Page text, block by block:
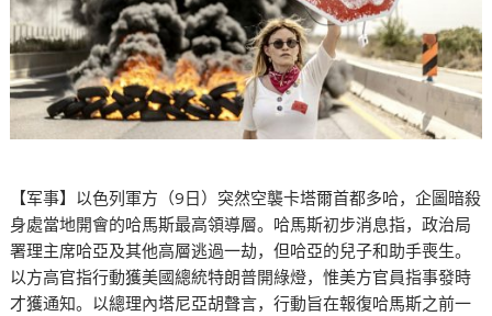
【军事】以色列軍方（9日）突然空襲卡塔爾首都多哈，企圖暗殺
身處當地開會的哈馬斯最高領導層。哈馬斯初步消息指，政治局
署理主席哈亞及其他高層逃過一劫，但哈亞的兒子和助手喪生。
以方高官指行動獲美國總統特朗普開綠燈，惟美方官員指事發時
才獲通知。以總理內塔尼亞胡聲言，行動旨在報復哈馬斯之前一